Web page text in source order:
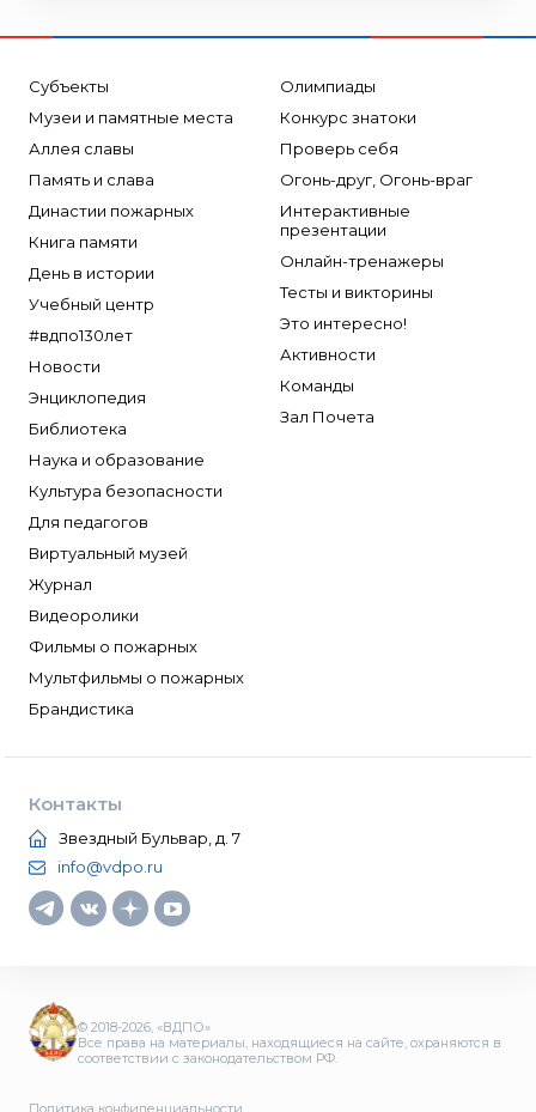
Субъекты
Музеи и памятные места
Аллея славы
Память и слава
Династии пожарных
Книга памяти
День в истории
Учебный центр
#вдпо130лет
Новости
Энциклопедия
Библиотека
Наука и образование
Культура безопасности
Для педагогов
Виртуальный музей
Журнал
Видеоролики
Фильмы о пожарных
Мультфильмы о пожарных
Брандистика
Олимпиады
Конкурс знатоки
Проверь себя
Огонь-друг, Огонь-враг
Интерактивные
презентации
Онлайн-тренажеры
Тесты и викторины
Это интересно!
Активности
Команды
Зал Почета
Контакты
Звездный Бульвар, д. 7
info@vdpo.ru
© 2018-2026, «ВДПО»
Все права на материалы, находящиеся на сайте, охраняются в
соответствии с законодательством РФ.
Политика конфиденциальности